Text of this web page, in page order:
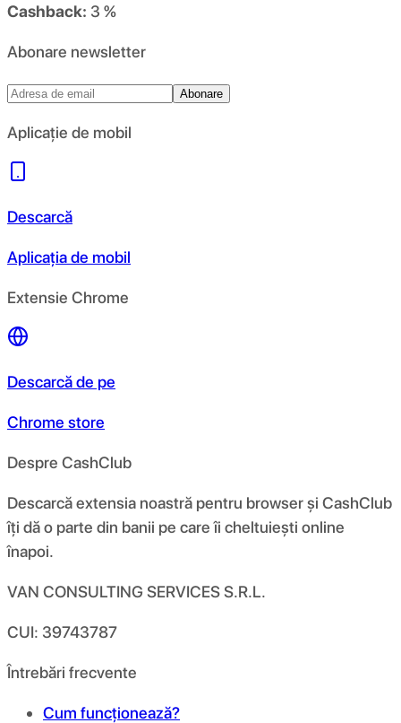
Cashback: 3 %
Abonare newsletter
Abonare
Aplicație de mobil
Descarcă
Aplicația de mobil
Extensie Chrome
Descarcă de pe
Chrome store
Despre CashClub
Descarcă extensia noastră pentru browser și CashClub
îți dă o parte din banii pe care îi cheltuiești online
înapoi.
VAN CONSULTING SERVICES S.R.L.
CUI: 39743787
Întrebări frecvente
Cum funcționează?